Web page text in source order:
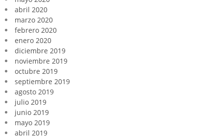
abril 2020
marzo 2020
febrero 2020
enero 2020
diciembre 2019
noviembre 2019
octubre 2019
septiembre 2019
agosto 2019
julio 2019
junio 2019
mayo 2019
abril 2019